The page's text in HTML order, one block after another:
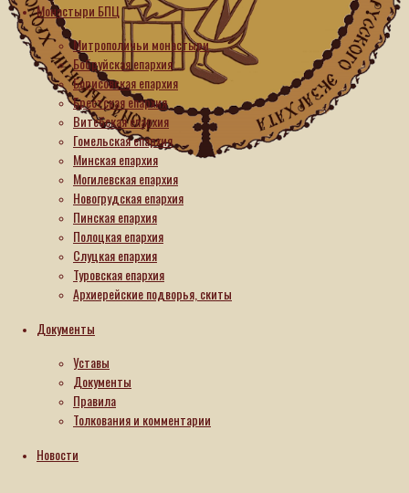
Монастыри БПЦ
Митрополичьи монастыри
Бобруйская епархия
Борисовская епархия
Брестская епархия
Витебская епархия
Гомельская епархия
Минская епархия
Могилевская епархия
Новогрудская епархия
Пинская епархия
Полоцкая епархия
Слуцкая епархия
Туровская епархия
Архиерейские подворья, скиты
Документы
Уставы
Документы
Правила
Толкования и комментарии
Новости
Женский
монастырь
в
честь